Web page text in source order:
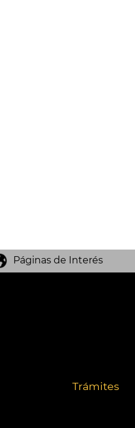
Páginas de Interés
Trámites